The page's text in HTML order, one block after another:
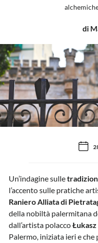
di
Un’indagine sulle
l’accento sulle pratiche
Raniero Alliata di
della nobiltà palermitana
dall’artista polacco
Palermo, iniziata ieri e